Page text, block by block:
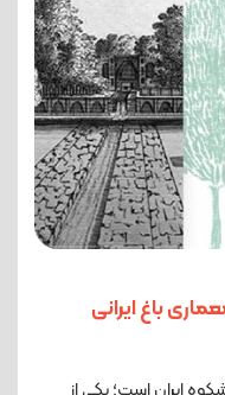
باغ ایرانی